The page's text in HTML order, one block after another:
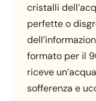
cristalli
perfette o
formato per il
riceve
sofferenza e